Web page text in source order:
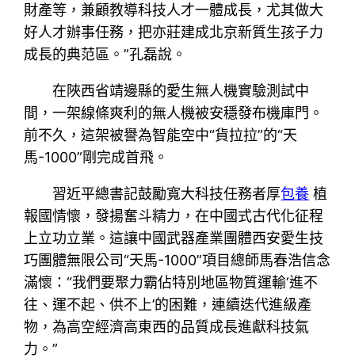
財產等，兼顧教導科技人才一體成長，尤其做大
好人才辦事任務，把亦莊建成北京新質生孩子力
成長的典范區。”孔磊說。
在陜西省靖邊縣的愛生無人機實驗測試中
間，一架線條爽利的無人機被安穩發布機庫門。
前不久，這架被譽為智能空中“貨拉拉”的“天
馬-1000”剛完成首飛。
習近平總書記鼓勵寬大科技任務者厚包養 植
報國情懷，發揚奮斗精力，在中國式古代化征程
上立功立業。這讓中國武器產業團體西安愛生技
巧團體無限公司“天馬-1000”項目總師馬春浩信念
滿懷：“我們要聚力霸佔特別地區物質運輸‘進不
往、運不起、供不上’的困難，連續迭代進級產
物，為高空經濟高東西的品質成長進獻科技氣
力。”